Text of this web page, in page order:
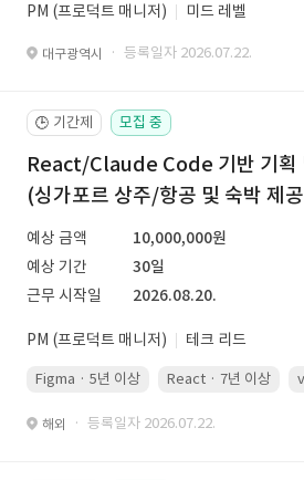
PM (프로덕트 매니저) 미드 레벨
대구광역시 · 등록일자 2026.07.22.
🕒 기간제 모집 중
React/Claude Code 기반 기획
(싱가포르 상주/항공 및 숙박 제
예상 금액
10,000,000원
예상 기간
30일
근무 시작일
2026.08.20.
PM (프로덕트 매니저) 테크 리드
Figma · 5년 이상 React · 7년 이상
해외 · 등록일자 2026.07.22.